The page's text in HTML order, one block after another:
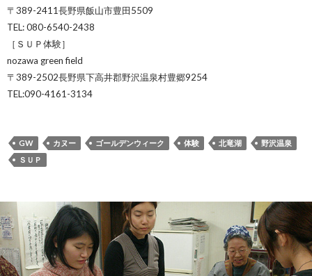
〒389-2411長野県飯山市豊田5509
TEL: 080-6540-2438
［ＳＵＰ体験］
nozawa green field
〒389-2502長野県下高井郡野沢温泉村豊郷9254
TEL:090-4161-3134
GW カヌー ゴールデンウィーク 体験 北竜湖
野沢温泉
ＳＵＰ